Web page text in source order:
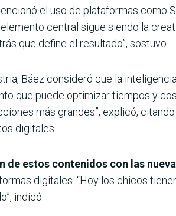
el uso de plataformas como
central sigue siendo la
que define el resultado”, sostuvo.
Báez consideró que la
que puede optimizar tiempos y
más grandes”, explicó,
digitales.
de estos contenidos con las
digitales. “Hoy los chicos
indicó.